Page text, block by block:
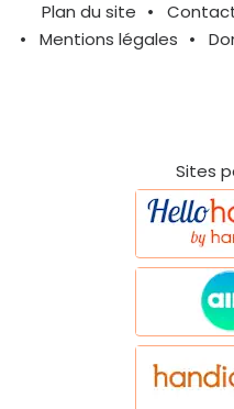
Plan du site
Mentions légales
Sites